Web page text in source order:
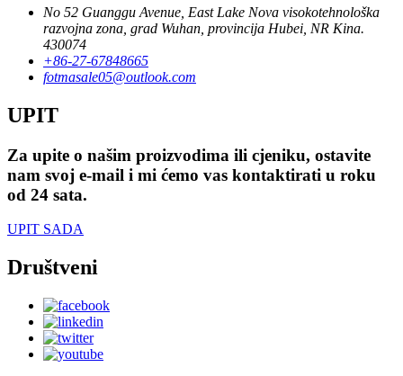
No 52 Guanggu Avenue, East Lake Nova visokotehnološka
razvojna zona, grad Wuhan, provincija Hubei, NR Kina.
430074
+86-27-67848665
fotmasale05@outlook.com
UPIT
Za upite o našim proizvodima ili cjeniku, ostavite
nam svoj e-mail i mi ćemo vas kontaktirati u roku
od 24 sata.
UPIT SADA
Društveni